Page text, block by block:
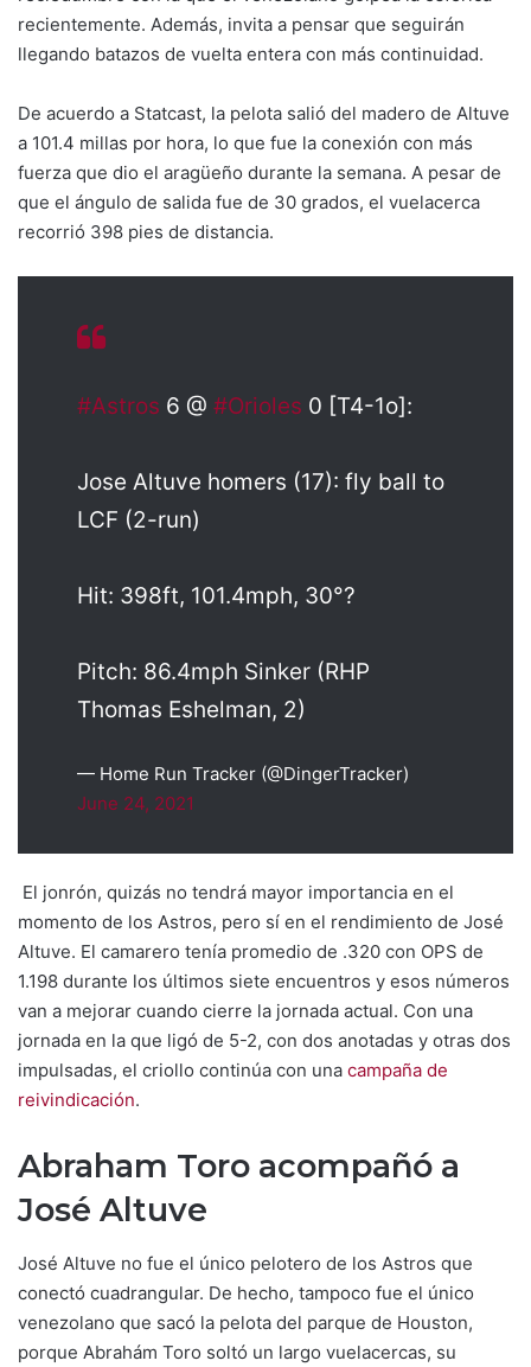
recientemente. Además, invita a pensar que seguirán
llegando batazos de vuelta entera con más continuidad.
De acuerdo a Statcast, la pelota salió del madero de Altuve
a 101.4 millas por hora, lo que fue la conexión con más
fuerza que dio el aragüeño durante la semana. A pesar de
que el ángulo de salida fue de 30 grados, el vuelacerca
recorrió 398 pies de distancia.
#Astros 6 @ #Orioles 0 [T4-1o]:
Jose Altuve homers (17): fly ball to
LCF (2-run)
Hit: 398ft, 101.4mph, 30°?
Pitch: 86.4mph Sinker (RHP
Thomas Eshelman, 2)
— Home Run Tracker (@DingerTracker)
June 24, 2021
El jonrón, quizás no tendrá mayor importancia en el
momento de los Astros, pero sí en el rendimiento de José
Altuve. El camarero tenía promedio de .320 con OPS de
1.198 durante los últimos siete encuentros y esos números
van a mejorar cuando cierre la jornada actual. Con una
jornada en la que ligó de 5-2, con dos anotadas y otras dos
impulsadas, el criollo continúa con una campaña de
reivindicación.
Abraham Toro acompañó a
José Altuve
José Altuve no fue el único pelotero de los Astros que
conectó cuadrangular. De hecho, tampoco fue el único
venezolano que sacó la pelota del parque de Houston,
porque Abrahám Toro soltó un largo vuelacercas, su